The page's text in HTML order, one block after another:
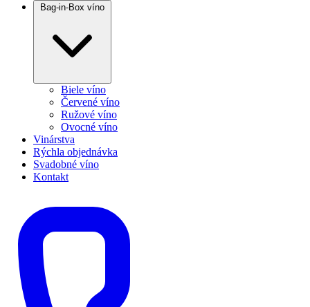
Bag-in-Box víno
Biele víno
Červené víno
Ružové víno
Ovocné víno
Vinárstva
Rýchla objednávka
Svadobné víno
Kontakt